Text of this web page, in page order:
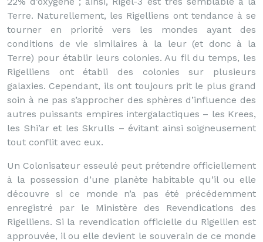
Terre. Naturellement, les Rigelliens ont tendance à se
tourner en priorité vers les mondes ayant des
conditions de vie similaires à la leur (et donc à la
Terre) pour établir leurs colonies. Au fil du temps, les
Rigelliens ont établi des colonies sur plusieurs
galaxies. Cependant, ils ont toujours prit le plus grand
soin à ne pas s’approcher des sphères d’influence des
autres puissants empires intergalactiques – les Krees,
les Shi’ar et les Skrulls – évitant ainsi soigneusement
tout conflit avec eux.
Un Colonisateur esseulé peut prétendre officiellement
à la possession d’une planète habitable qu’il ou elle
découvre si ce monde n’a pas été précédemment
enregistré par le Ministère des Revendications des
Rigelliens. Si la revendication officielle du Rigellien est
approuvée, il ou elle devient le souverain de ce monde